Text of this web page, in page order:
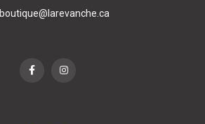
boutique@larevanche.ca